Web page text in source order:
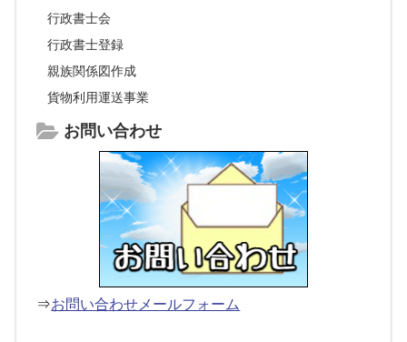
行政書士会
行政書士登録
親族関係図作成
貨物利用運送事業
お問い合わせ
⇒お問い合わせメールフォーム